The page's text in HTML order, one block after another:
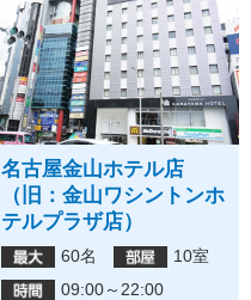
名古屋金山ホテル店
（旧：金山ワシントンホ
テルプラザ店）
60名
10室
09:00～22:00